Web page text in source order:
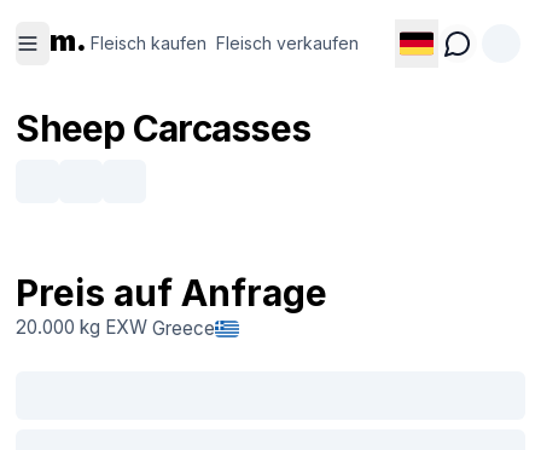
m. Fleisch kaufen Fleisch verkaufen
kaufen
verkaufen
Sheep Carcasses
Preis auf Anfrage
20.000 kg EXW Greece